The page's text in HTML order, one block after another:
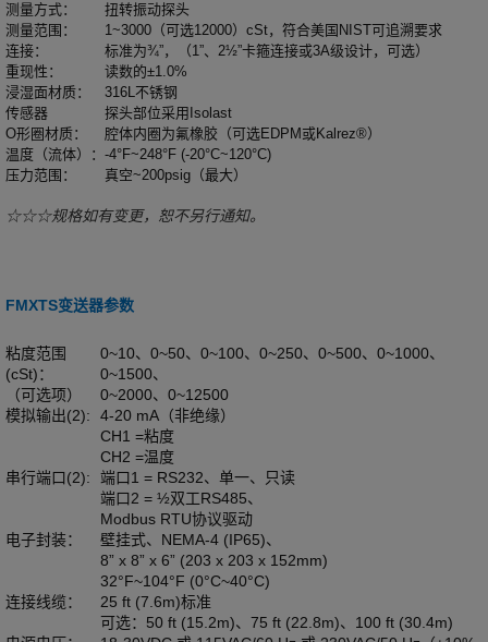
测量方式：
扭转振动探头
测量范围：
1~3000（可选12000）cSt，符合美国NIST可追溯要求
连接：
标准为¾”，（1”、2½”卡箍连接或3A级设计，可选）
重现性：
读数的±1.0%
浸湿面材质：
316L不锈钢
传感器
O形圈材质：
探头部位采用Isolast
腔体内圈为氟橡胶（可选EDPM或Kalrez®）
温度（流体）： -4°F~248°F (-20°C~120°C)
压力范围：
真空~200psig（最大）
☆☆☆规格如有变更，恕不另行通知。
FMXTS变送器参数
粘度范围
(cSt)：
（可选项）
0~10、0~50、0~100、0~250、0~500、0~1000、
0~1500、
0~2000、0~12500
模拟输出(2):
4-20 mA（非绝缘）
CH1 =粘度
CH2 =温度
串行端口(2):
端口1 = RS232、单一、只读
端口2 = ½双工RS485、
Modbus RTU协议驱动
电子封装：
壁挂式、NEMA-4 (IP65)、
8” x 8” x 6” (203 x 203 x 152mm)
32°F~104°F (0°C~40°C)
连接线缆：
25 ft (7.6m)标准
可选：50 ft (15.2m)、75 ft (22.8m)、100 ft (30.4m)